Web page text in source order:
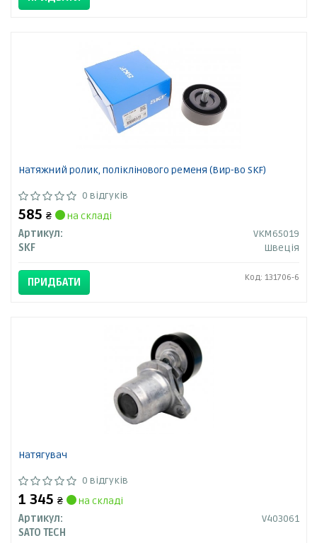
Натяжний ролик, поліклінового ременя (Вир-во SKF)
0 відгуків
585 ₴
на складі
Артикул:
VKM65019
SKF
Швеція
ПРИДБАТИ Код: 131706-6
Натягувач
0 відгуків
1 345 ₴
на складі
Артикул:
V403061
SATO TECH